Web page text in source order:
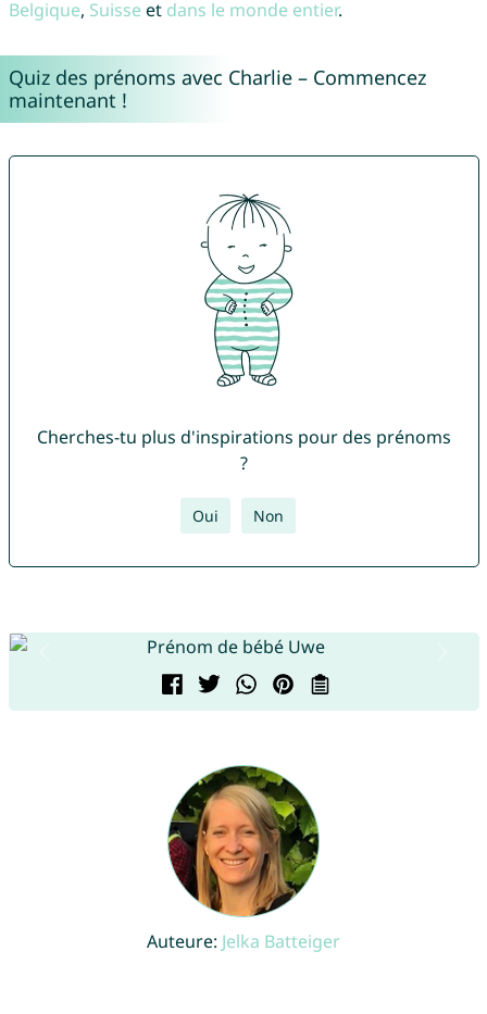
Belgique, Suisse et dans le monde entier.
Quiz des prénoms avec Charlie – Commencez
maintenant !
Cherches-tu plus d'inspirations pour des prénoms
?
Oui Non
Auteure: Jelka Batteiger